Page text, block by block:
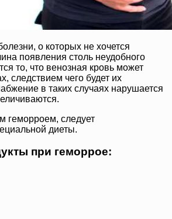
о которых не хочется
появления столь неудобного
то, что венозная кровь может
следствием чего будет их
в таких случаях нарушается
следует
диеты.
при геморрое: